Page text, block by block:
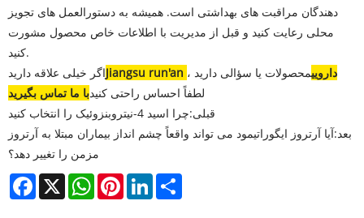
دهندگان مراقبت های بهداشتی است. همیشه به دستورالعمل های تجویز
محلی رعایت کنید و قبل از مدیریت با اطلاعات خاص محصول مشورت
کنید.
اگر خیلی علاقه دارید
Jiangsu run'an داروییمحصولات یا سؤالی دارید ،
لطفاً احساس راحتی کنیدبا ما تماس بگیرید
قبلی:چرا اسید 4-نیتروبنزوئیک را انتخاب کنید
بعد:آیا آرتروز ایگوراتیمود می تواند واقعاً چشم انداز بیماران مبتلا به آرتروز
مزمن را تغییر دهد؟
Facebook
X WhatsAppPinterestLinkedIn